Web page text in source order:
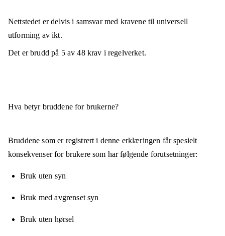
Nettstedet erdelvis i samsvarmed kravene til universell
utforming av ikt.
Det er brudd på 5av48krav i regelverket.
Hva betyr bruddene for brukerne?
Bruddene som er registrert i denne erklæringen får spesielt
konsekvenser for brukere som har følgende forutsetninger:
Bruk uten syn
Bruk med avgrenset syn
Bruk uten hørsel